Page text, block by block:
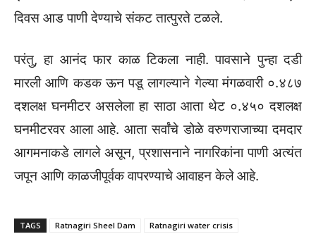
दिवस आड पाणी देण्याचे संकट तात्पुरते टळले.
परंतु, हा आनंद फार काळ टिकला नाही. पावसाने पुन्हा दडी
मारली आणि कडक ऊन पडू लागल्याने गेल्या मंगळवारी ०.४८७
दशलक्ष घनमीटर असलेला हा साठा आता थेट ०.४५० दशलक्ष
घनमीटरवर आला आहे. आता सर्वांचे डोळे वरुणराजाच्या दमदार
आगमनाकडे लागले असून, प्रशासनाने नागरिकांना पाणी अत्यंत
जपून आणि काळजीपूर्वक वापरण्याचे आवाहन केले आहे.
TAGS Ratnagiri Sheel Dam Ratnagiri water crisis